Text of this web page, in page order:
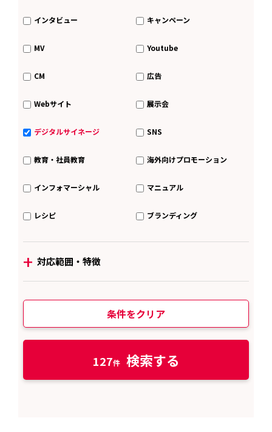
インタビュー キャンペーン
MV Youtube
CM 広告
Webサイト 展示会
デジタルサイネージ SNS
教育・社員教育 海外向けプロモーション
インフォマーシャル マニュアル
レシピ ブランディング
+ 対応範囲・特徴
条件をクリア
127 検索する